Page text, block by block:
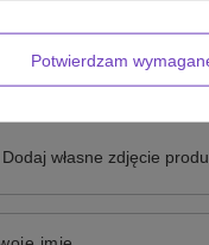
własne zdjęcie
Potwierdzam